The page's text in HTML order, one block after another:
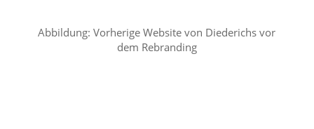
Abbildung: Vorherige Website von Diederichs vor
dem Rebranding